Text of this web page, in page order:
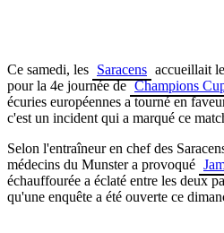
Ce samedi, les Saracens accueillait le
pour la 4e journée de Champions
écuries européennes a tourné en
c'est un incident qui a marqué ce
Selon l'entraîneur en chef des
médecins du Munster a provoqué
échauffourée a éclaté entre les deux
qu'une enquête a été ouverte ce